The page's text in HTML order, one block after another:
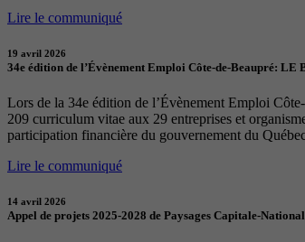
Lire le communiqué
19 avril 2026
34e édition de l’Évènement Emploi Côte-de-Beaupré: LE
Lors de la 34e édition de l’Évènement Emploi
209 curriculum vitae aux 29 entreprises et
participation financière du gouvernement du
Lire le communiqué
14 avril 2026
Appel de projets 2025-2028 de Paysages Capitale-